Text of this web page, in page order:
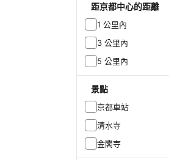
距京都中心的距離
1 公里內
3 公里內
5 公里內
景點
京都車站
清水寺
金閣寺